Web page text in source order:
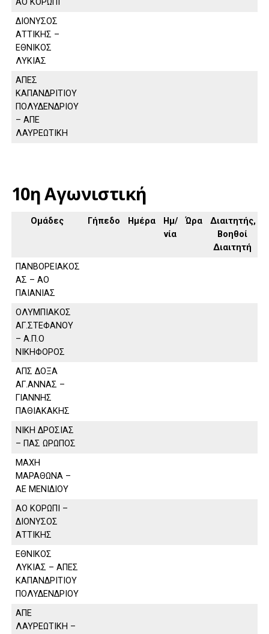
ΑΟ ΚΟΡΩΠΙ
ΔΙΟΝΥΣΟΣ
ΑΤΤΙΚΗΣ –
ΕΘΝΙΚΟΣ
ΛΥΚΙΑΣ
ΑΠΕΣ
ΚΑΠΑΝΔΡΙΤΙΟΥ
ΠΟΛΥΔΕΝΔΡΙΟΥ
– ΑΠΕ
ΛΑΥΡΕΩΤΙΚΗ
10η Αγωνιστική
Ομάδες Γήπεδο Ημέρα
Ημ/
νία
Ώρα
Διαιτητής,
Βοηθοί
Διαιτητή
ΠΑΝΒΟΡΕΙΑΚΟΣ
ΑΣ – ΑΟ
ΠΑΙΑΝΙΑΣ
ΟΛΥΜΠΙΑΚΟΣ
ΑΓ.ΣΤΕΦΑΝΟΥ
– Α.Π.Ο
ΝΙΚΗΦΟΡΟΣ
ΑΠΣ ΔΟΞΑ
ΑΓ.ΑΝΝΑΣ –
ΓΙΑΝΝΗΣ
ΠΑΘΙΑΚΑΚΗΣ
ΝΙΚΗ ΔΡΟΣΙΑΣ
– ΠΑΣ ΩΡΩΠΟΣ
ΜΑΧΗ
ΜΑΡΑΘΩΝΑ –
ΑΕ ΜΕΝΙΔΙΟΥ
ΑΟ ΚΟΡΩΠΙ –
ΔΙΟΝΥΣΟΣ
ΑΤΤΙΚΗΣ
ΕΘΝΙΚΟΣ
ΛΥΚΙΑΣ – ΑΠΕΣ
ΚΑΠΑΝΔΡΙΤΙΟΥ
ΠΟΛΥΔΕΝΔΡΙΟΥ
ΑΠΕ
ΛΑΥΡΕΩΤΙΚΗ –